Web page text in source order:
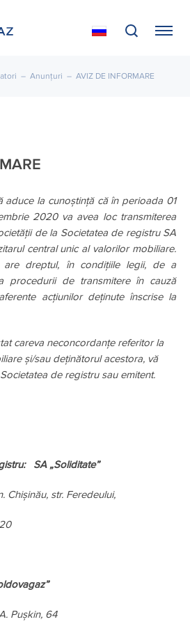
– Anunțuri – AVIZ DE INFORMARE
aduce la cunoștință că în perioada 01
2020 va avea loc transmiterea
de la Societatea de registru SA
central unic al valorilor mobiliare.
are dreptul, în condițiile legii, de a
procedurii de transmitere în cauză
acțiunilor deținute înscrise la
careva neconcordanțe referitor la
și/sau deținătorul acestora, vă
de registru sau emitent.
SA „Soliditate”
Chișinău, str. Feredeului,
Pușkin, 64